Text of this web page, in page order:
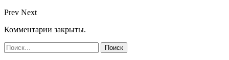
Prev Next
Комментарии закрыты.